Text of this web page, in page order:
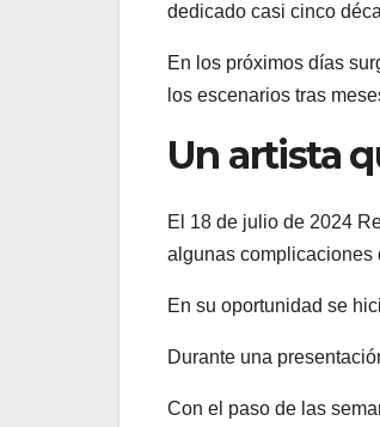
dedicado casi cinco
En los próximos días
los escenarios tras
Un artista
El 18 de julio de 2024
algunas complicaciones
En su oportunidad se
Durante una
Con el paso de las